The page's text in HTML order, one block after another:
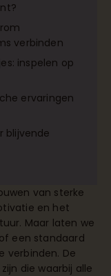
van sterke
en het
Maar laten we
een standaard
verbinden. De
die waarbij alle
verbinden
inspelen op
ervaringen
blijvende